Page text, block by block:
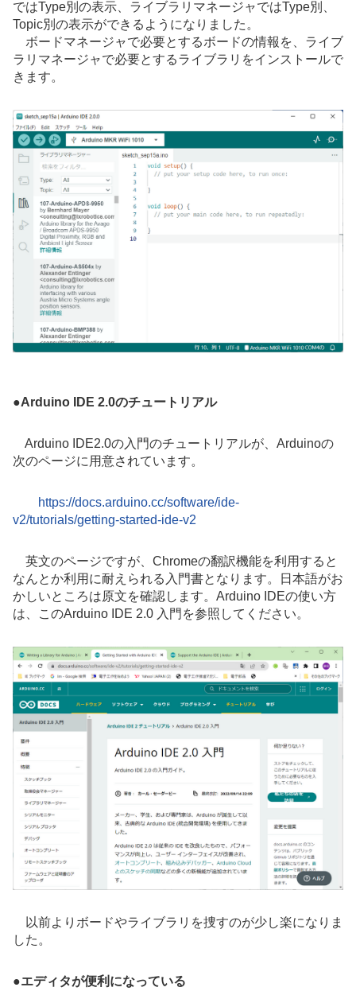
ではType別の表示、ライブラリマネージャではType別、
Topic別の表示ができるようになりました。
ボードマネージャで必要とするボードの情報を、ライブ
ラリマネージャで必要とするライブラリをインストールで
きます。
●Arduino IDE 2.0のチュートリアル
Arduino IDE2.0の入門のチュートリアルが、Arduinoの
次のページに用意されています。
https://docs.arduino.cc/software/ide-
v2/tutorials/getting-started-ide-v2
英文のページですが、Chromeの翻訳機能を利用すると
なんとか利用に耐えられる入門書となります。日本語がお
かしいところは原文を確認します。Arduino IDEの使い方
は、このArduino IDE 2.0 入門を参照してください。
以前よりボードやライブラリを捜すのが少し楽になりま
した。
●エディタが便利になっている